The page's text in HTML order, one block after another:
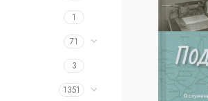
1
71
3
1351